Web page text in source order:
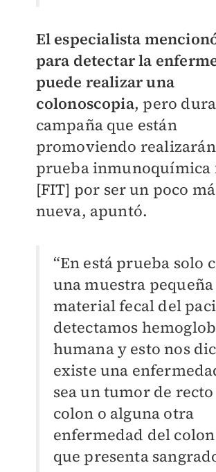
El especialista
para detectar la
puede realizar una
colonoscopia, pero
campaña que están
promoviendo
prueba inmunoquímica
[FIT] por ser un poco
nueva, apuntó.
“En está prueba solo
una muestra
material fecal del
detectamos
humana y esto nos
existe una
sea un tumor de recto
colon o alguna otra
enfermedad del
que presenta